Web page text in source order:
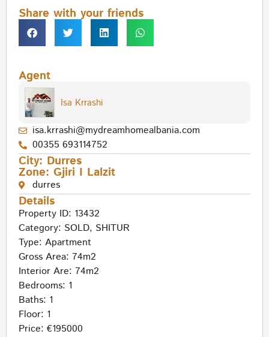
Share with your friends
Agent
Isa Krrashi
isa.krrashi@mydreamhomealbania.com
00355 693114752
City: Durres
Zone: Gjiri I Lalzit
durres
Details
Property ID: 13432
Category: SOLD, SHITUR
Type: Apartment
Gross Area: 74m2
Interior Are: 74m2
Bedrooms: 1
Baths: 1
Floor: 1
Price: €195000